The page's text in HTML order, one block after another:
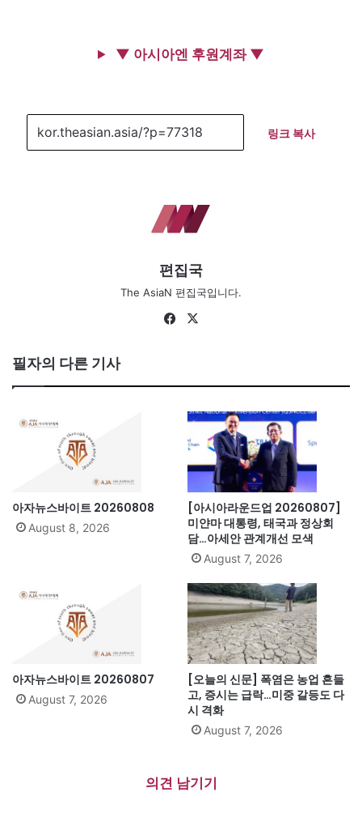
▼ 아시아엔 후원계좌 ▼
링크 복사
편집국
The AsiaN 편집국입니다.
Fa
필자의 다른 기사
아자뉴스바이트 20260808
August 8, 2026
[아시아라운드업 20260807]
미얀마 대통령, 태국과 정상회
담…아세안 관계개선 모색
August 7, 2026
아자뉴스바이트 20260807
August 7, 2026
[오늘의 신문] 폭염은 농업 흔들
고, 증시는 급락…미중 갈등도 다
시 격화
August 7, 2026
의견 남기기